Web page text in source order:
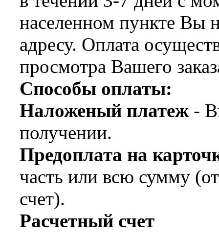
населенном пункте Вы
адресу. Оплата
просмотра Вашего
Способы оплаты:
Наложеный платеж -
получении.
Предоплата на
часть или всю сумму
счет).
Расчетный счет